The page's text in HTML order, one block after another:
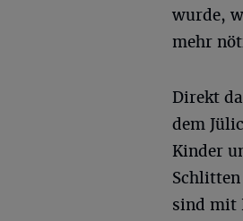
wurde,
mehr
Direkt
dem
Kinder
sind mit